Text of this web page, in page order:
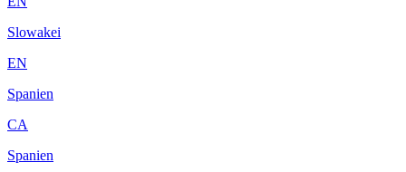
Slowakei
EN
Spanien
CA
Spanien